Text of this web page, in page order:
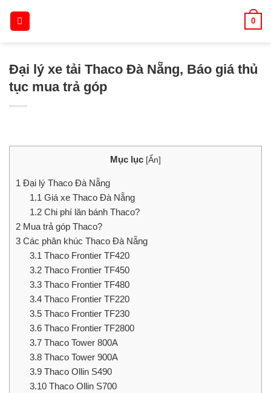
0
Đại lý xe tải Thaco Đà Nẵng, Báo giá thủ
tục mua trả góp
Mục lục [Ẩn]
1 Đại lý Thaco Đà Nẵng
1.1 Giá xe Thaco Đà Nẵng
1.2Chi phí lăn bánh Thaco?
2 Mua trả góp Thaco?
3 Các phân khúc Thaco Đà Nẵng
3.1 Thaco Frontier TF420
3.2Thaco Frontier TF450
3.3Thaco Frontier TF480
3.4Thaco Frontier TF220
3.5Thaco Frontier TF230
3.6Thaco Frontier TF2800
3.7Thaco Tower 800A
3.8Thaco Tower 900A
3.9Thaco Ollin S490
3.10Thaco Ollin S700